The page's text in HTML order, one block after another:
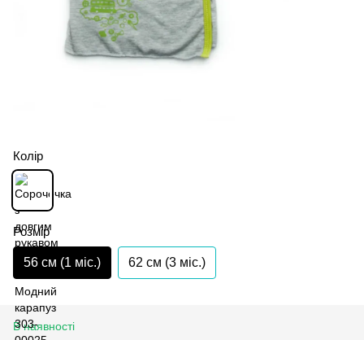
Колір
Розмір
56 см (1 мiс.) 62 см (3 мiс.)
В наявності